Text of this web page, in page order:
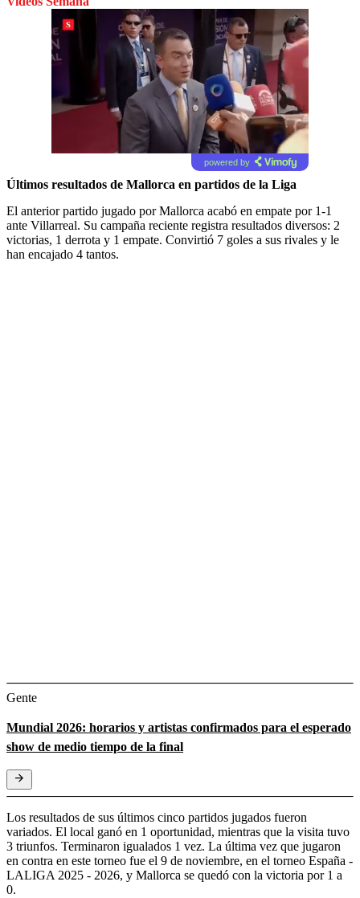
powered by
Últimos resultados de Mallorca en partidos de la Liga
El anterior partido jugado por Mallorca acabó en empate por 1-1
ante Villarreal. Su campaña reciente registra resultados diversos: 2
victorias, 1 derrota y 1 empate. Convirtió 7 goles a sus rivales y le
han encajado 4 tantos.
Gente
Mundial 2026: horarios y artistas confirmados para el esperado
show de medio tiempo de la final
Los resultados de sus últimos cinco partidos jugados fueron
variados. El local ganó en 1 oportunidad, mientras que la visita tuvo
3 triunfos. Terminaron igualados 1 vez. La última vez que jugaron
en contra en este torneo fue el 9 de noviembre, en el torneo España -
LALIGA 2025 - 2026, y Mallorca se quedó con la victoria por 1 a
0.